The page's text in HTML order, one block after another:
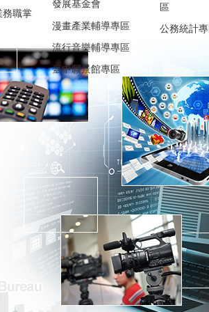
務職掌
發展基金會
漫畫產業輔導專區
流行音樂輔導專區
臺中願景館專區
區
公務統計